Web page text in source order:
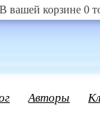
В вашей корзине 0
Авторы